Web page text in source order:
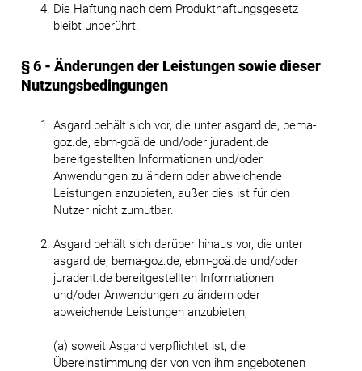
Die Haftung nach dem Produkthaftungsgesetz
bleibt unberührt.
§ 6 - Änderungen der Leistungen sowie dieser
Nutzungsbedingungen
Asgard behält sich vor, die unter asgard.de, bema-
goz.de, ebm-goä.de und/oder juradent.de
bereitgestellten Informationen und/oder
Anwendungen zu ändern oder abweichende
Leistungen anzubieten, außer dies ist für den
Nutzer nicht zumutbar.
Asgard behält sich darüber hinaus vor, die unter
asgard.de, bema-goz.de, ebm-goä.de und/oder
juradent.de bereitgestellten Informationen
und/oder Anwendungen zu ändern oder
abweichende Leistungen anzubieten,
(a) soweit Asgard verpflichtet ist, die
Übereinstimmung der von von ihm angebotenen